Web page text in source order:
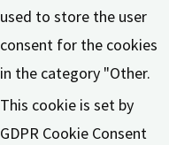
used to store the user
consent for the cookies
in the category "Other.
This cookie is set by
GDPR Cookie Consent